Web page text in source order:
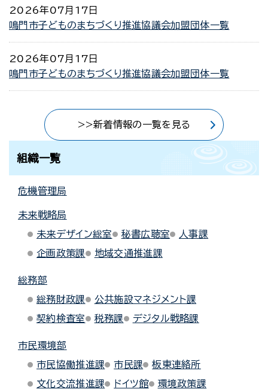
2026年07月17日
鳴門市子どものまちづくり推進協議会加盟団体一覧
2026年07月17日
鳴門市子どものまちづくり推進協議会加盟団体一覧
>>新着情報の一覧を見る
組織一覧
危機管理局
未来戦略局
未来デザイン総室
秘書広聴室
人事課
企画政策課
地域交通推進課
総務部
総務財政課
公共施設マネジメント課
契約検査室
税務課 デジタル戦略課
市民環境部
市民協働推進課
市民課
板東連絡所
文化交流推進課
ドイツ館
環境政策課